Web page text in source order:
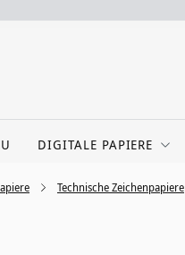
DIGITALE PAPIERE
Technische Zeichenpapiere